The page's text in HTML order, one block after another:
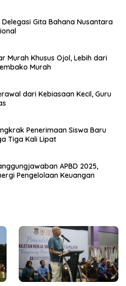
Gita Bahana Nusantara
Murah Khusus Ojol, Lebih dari
Murah
dari Kebiasaan Kecil, Guru
Penerimaan Siswa Baru
Tiga Kali Lipat
APBD 2025,
Pengelolaan Keuangan